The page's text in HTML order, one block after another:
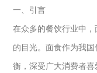
一、引言
在众多的餐饮行业中
的目光。面食作为我
衡，深受广大消费者